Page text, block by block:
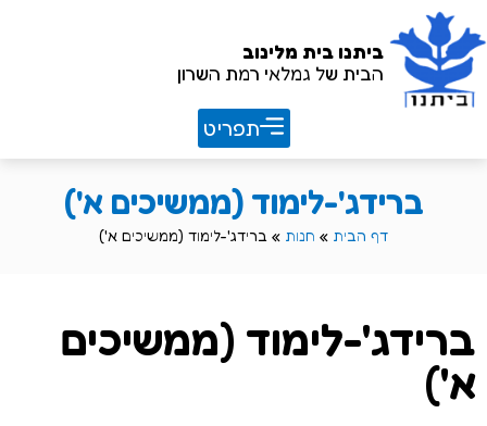
ביתנו בית מלינוב
הבית של גמלאי רמת השרון
ברידג'-לימוד (ממשיכים א')
דף הבית » חנות » ברידג'-לימוד (ממשיכים א')
ברידג'-לימוד (ממשיכים
א')